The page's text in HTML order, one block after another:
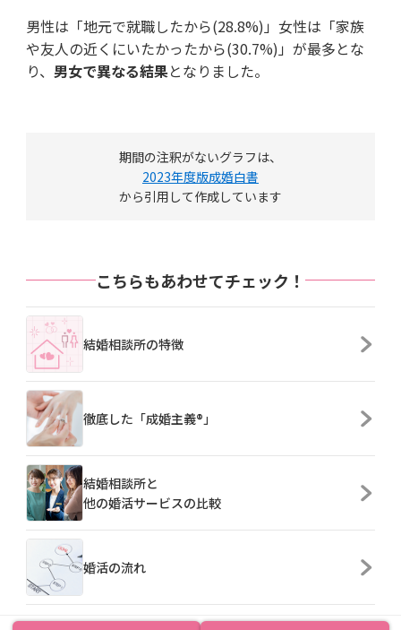
特に理由はない 19.3％ 15.9％
男性は「地元で就職したから(28.8%)」女性は「家族
や友人の近くにいたかったから(30.7%)」が最多とな
り、 男女で異なる結果となりました。
期間の注釈がないグラフは、
2023年度版成婚白書
から引用して作成しています
こちらもあわせてチェック！
結婚相談所の特徴
徹底した「成婚主義®」
結婚相談所と
他の婚活サービスの比較
婚活の流れ